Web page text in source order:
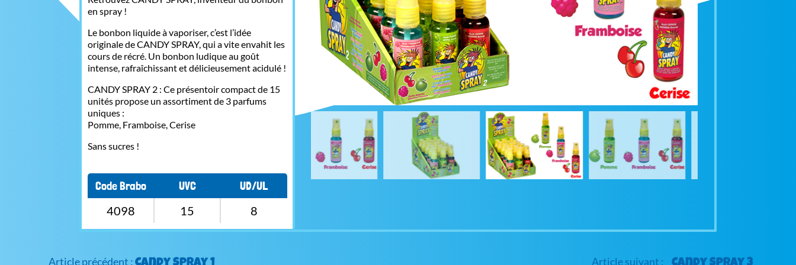
en spray !
Le bonbon liquide à vaporiser, c’est l’idée
originale de CANDY SPRAY, qui a vite envahit les
cours de récré. Un bonbon ludique au goût
intense, rafraîchissant et délicieusement acidulé !
CANDY SPRAY 2 : Ce présentoir compact de 15
unités propose un assortiment de 3 parfums
uniques :
Pomme, Framboise, Cerise
Sans sucres !
Code Brabo UVC
UD/UL
4098
15 8